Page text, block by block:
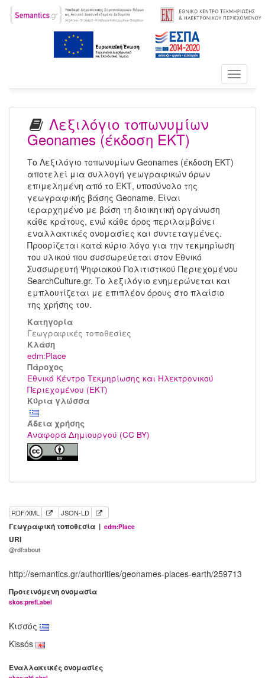
Toggle
Λεξιλόγιο τοπωνυμίων
Geonames (έκδοση ΕΚΤ)
Το Λεξιλόγιο τοπωνυμίων Geonames (έκδοση ΕΚΤ)
αποτελεί μια συλλογή γεωγραφικών όρων
επιμελημένη από το ΕΚΤ, υποσύνολο της
γεωγραφικής βάσης Geoname. Είναι
ιεραρχημένο με βάση τη διοικητική οργάνωση
κάθε κράτους, ενώ κάθε όρος περιλαμβάνει
εναλλακτικές ονομασίες και συντεταγμένες.
Προορίζεται κατά κύριο λόγο για την τεκμηρίωση
του υλικού που συσσωρεύεται στον Εθνικό
Συσσωρευτή Ψηφιακού Πολιτιστικού Περιεχομένου
SearchCulture.gr. Το λεξιλόγιο ενημερώνεται και
εμπλουτίζεται με επιπλέον όρους στο πλαίσιο
της χρήσης του.
Κατηγορία
Γεωγραφικές τοποθεσίες
Kλάση
edm:Place
Πάροχος
Εθνικό Κέντρο Τεκμηρίωσης και Ηλεκτρονικού
Περιεχομένου (ΕΚΤ)
Κύρια γλώσσα
Άδεια χρήσης
Αναφορά Δημιουργού (CC BY)
RDF/XML JSON-LD
Γεωγραφική τοποθεσία | edm:Place
URI
@rdf:about
http://semantics.gr/authorities/geonames-places-earth/259713
Προτεινόμενη ονομασία
skos:prefLabel
Κισσός
Kissós
Εναλλακτικές ονομασίες